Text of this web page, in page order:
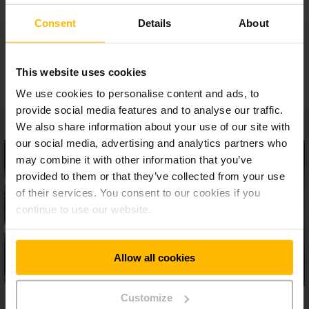
Consent Details About
This website uses cookies
We use cookies to personalise content and ads, to
provide social media features and to analyse our traffic.
We also share information about your use of our site with
our social media, advertising and analytics partners who
may combine it with other information that you’ve
provided to them or that they’ve collected from your use
of their services. You consent to our cookies if you
continue to use our website.
Allow all cookies
Customize
Suorituskykyanalyysi